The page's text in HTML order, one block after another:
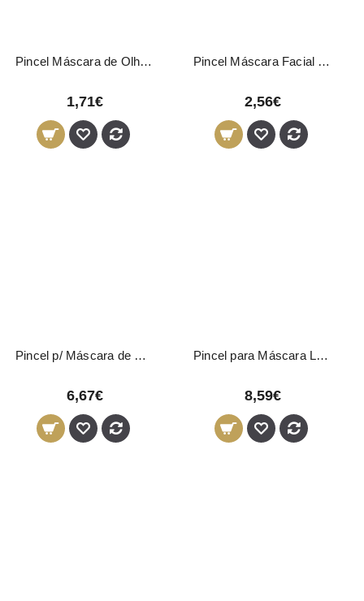
Pincel Máscara de Olhos e Pestanas + Pente Pollié
1,71€
Pincel Máscara Facial 14,5cm Sibel
2,56€
Pincel p/ Máscara de Pestanas e Sobrancelhas
6,67€
Pincel para Máscara LevisSime
8,59€